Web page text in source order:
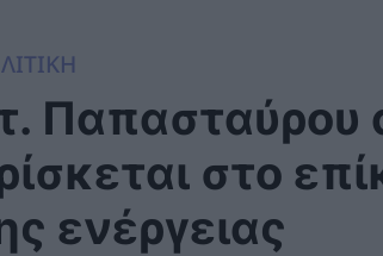
Παπασταύρου
στο
ενέργειας